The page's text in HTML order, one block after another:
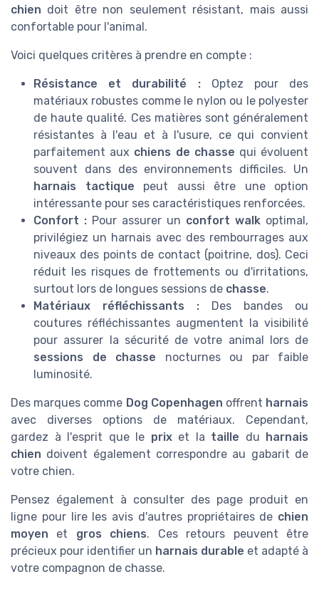
chien doit être non seulement résistant, mais aussi
confortable pour l'animal.
Voici quelques critères à prendre en compte :
Résistance et durabilité :Optez pour des
matériaux robustes comme le nylon ou le polyester
de haute qualité. Ces matières sont généralement
résistantes à l'eau et à l'usure, ce qui convient
parfaitement aux chiens de chasse qui évoluent
souvent dans des environnements difficiles. Un
harnais tactique peut aussi être une option
intéressante pour ses caractéristiques renforcées.
Confort : Pour assurer un confort walk optimal,
privilégiez un harnais avec des rembourrages aux
niveaux des points de contact (poitrine, dos). Ceci
réduit les risques de frottements ou d'irritations,
surtout lors de longues sessions de chasse.
Matériaux réfléchissants : Des bandes ou
coutures réfléchissantes augmentent la visibilité
pour assurer la sécurité de votre animal lors de
sessions de chasse nocturnes ou par faible
luminosité.
Des marques comme Dog Copenhagen offrent harnais
avec diverses options de matériaux. Cependant,
gardez à l'esprit que le prixet la taille du harnais
chien doivent également correspondre au gabarit de
votre chien.
Pensez également à consulter des page produit en
ligne pour lire les avis d'autres propriétaires de chien
moyen et gros chiens. Ces retours peuvent être
précieux pour identifier un harnais durable et adapté à
votre compagnon de chasse.